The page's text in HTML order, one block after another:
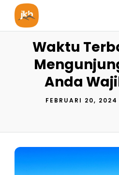
Waktu
Anda
FEBRUARI 20, 2024